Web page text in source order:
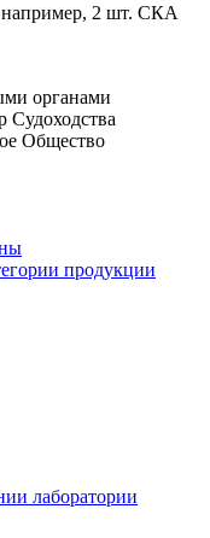
2 шт. СКА
органами
Общество
продукции